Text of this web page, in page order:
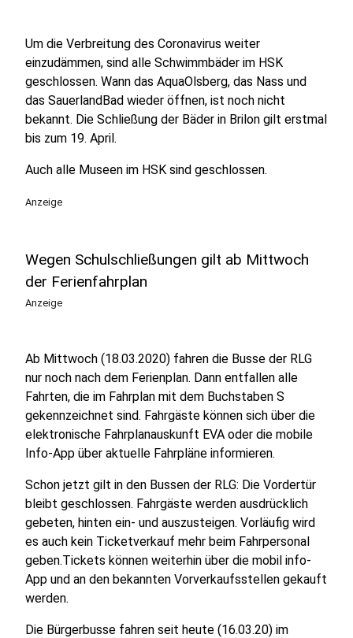
Um die Verbreitung des Coronavirus weiter
einzudämmen, sind alle Schwimmbäder im HSK
geschlossen. Wann das AquaOlsberg, das Nass und
das SauerlandBad wieder öffnen, ist noch nicht
bekannt. Die Schließung der Bäder in Brilon gilt erstmal
bis zum 19. April.
Auch alle Museen im HSK sind geschlossen.
Anzeige
Wegen Schulschließungen gilt ab Mittwoch
der Ferienfahrplan
Anzeige
Ab Mittwoch (18.03.2020) fahren die Busse der RLG
nur noch nach dem Ferienplan. Dann entfallen alle
Fahrten, die im Fahrplan mit dem Buchstaben S
gekennzeichnet sind. Fahrgäste können sich über die
elektronische Fahrplanauskunft EVA oder die mobile
Info-App über aktuelle Fahrpläne informieren.
Schon jetzt gilt in den Bussen der RLG: Die Vordertür
bleibt geschlossen. Fahrgäste werden ausdrücklich
gebeten, hinten ein- und auszusteigen. Vorläufig wird
es auch kein Ticketverkauf mehr beim Fahrpersonal
geben.Tickets können weiterhin über die mobil info-
App und an den bekannten Vorverkaufsstellen gekauft
werden.
Die Bürgerbusse fahren seit heute (16.03.20) im